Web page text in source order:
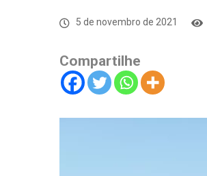
5 de novembro de 2021
Compartilhe